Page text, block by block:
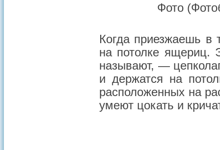
Фото
Когда приезжаешь в
на потолке ящериц.
называют, —
и держатся на
расположенных на
умеют цокать и